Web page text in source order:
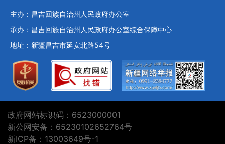
主办：昌吉回族自治州人民政府办公室
承办：昌吉回族自治州人民政府办公室综合保障中心
地址：新疆昌吉市延安北路54号
政府网站标识码：6523000001
新公网安备：65230102652764号
新ICP备：13003649号-1